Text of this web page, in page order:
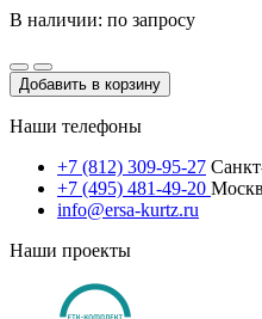
В наличии: по запросу
Добавить в корзину
Наши телефоны
+7 (812) 309-95-27
+7 (495) 481-49-20
info@ersa-kurtz.ru
Наши проекты